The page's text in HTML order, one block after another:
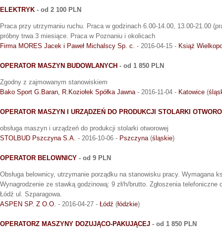
ELEKTRYK - od 2 100 PLN
Praca przy utrzymaniu ruchu. Praca w godzinach 6.00-14.00, 13.00-21.00
próbny trwa 3 miesiące. Praca w Poznaniu i okolicach
Firma MORES Jacek i Paweł Michalscy Sp. c. - 2016-04-15 - Książ
OPERATOR MASZYN BUDOWLANYCH - od 1 850 PLN
Zgodny z zajmowanym stanowiskiem
Bako Sport G.Baran, R.Koziołek Spółka Jawna- 2016-11-04 - Katowice (
OPERATOR MASZYN I URZĄDZEŃ DO PRODUKCJI STOLARKI
obsługa maszyn i urządzeń do produkcji stolarki otworowej
STOLBUD Pszczyna S.A. - 2016-10-06 - Pszczyna(śląskie)
OPERATOR BELOWNICY - od 9 PLN
Obsługa belownicy, utrzymanie porządku na stanowisku pracy. Wymagana
Wynagrodzenie ze stawką godzinową: 9 zł/h/brutto. Zgłoszenia telefoniczne
Łódź ul. Szparagowa.
ASPEN SP. Z O.O. - 2016-04-27 - Łódź (łódzkie)
OPERATORZ MASZYNY DOZUJĄCO-PAKUJĄCEJ - od 1 850 PLN